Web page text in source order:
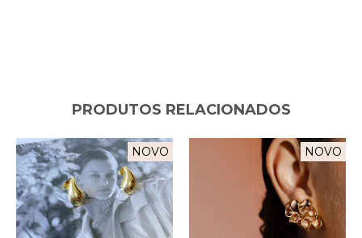
PRODUTOS RELACIONADOS
NOVO NOVO